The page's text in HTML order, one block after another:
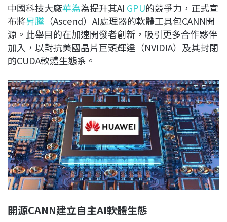
b
o
o
k
a
d
s
e
d
I
n
L
i
n
k
中國科技大廠華為為提升其AI GPU的競爭力，正式宣
布將昇騰 （Ascend）AI處理器的軟體工具包CANN開
源。此舉目的在加速開發者創新，吸引更多合作夥伴
加入，以對抗美國晶片巨頭輝達（NVIDIA）及其封閉
的CUDA軟體生態系。
開源CANN建立自主AI軟體生態